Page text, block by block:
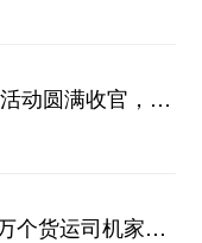
动圆满收官，安
个货运司机家庭